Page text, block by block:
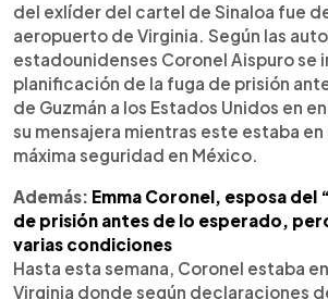
del exlíder del cartel de Sinaloa fue
aeropuerto de Virginia. Según las
estadounidenses Coronel Aispuro se
planificación de la fuga de prisión
de Guzmán a los Estados Unidos en
su mensajera mientras este estaba en
máxima seguridad en México.
Además: Emma Coronel, esposa del
de prisión antes de lo esperado,
varias condiciones
Hasta esta semana, Coronel estaba
Virginia donde según declaraciones